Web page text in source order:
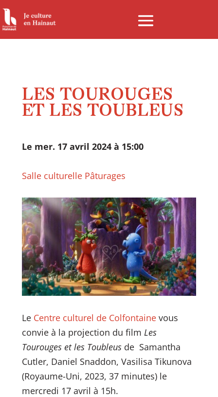
Panneau de gestion des cookies
LES TOUROUGES
ET LES TOUBLEUS
Le mer. 17 avril 2024 à 15:00
Salle culturelle Pâturages
Le Centre culturel de Colfontainevous
convie à la projection du film Les
Tourouges et les Toubleusde Samantha
Cutler, Daniel Snaddon, Vasilisa Tikunova
(Royaume-Uni, 2023, 37 minutes) le
mercredi 17 avril à 15h.